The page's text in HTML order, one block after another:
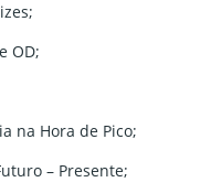
OD;
na Hora de Pico;
– Presente;